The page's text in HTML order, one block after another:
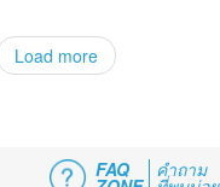
Load more
FAQ คำถาม